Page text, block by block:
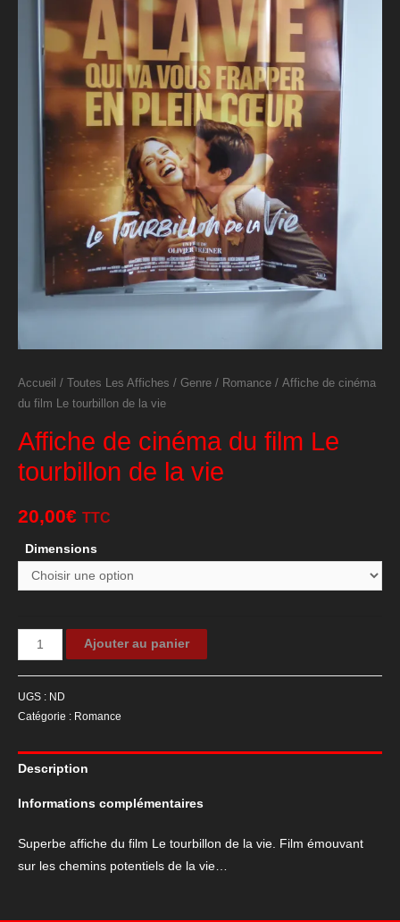
Accueil / Toutes Les Affiches / Genre / Romance / Affiche de cinéma
du film Le tourbillon de la vie
Affiche de cinéma du film Le
tourbillon de la vie
20,00€ TTC
Dimensions
quantité
de
du
film
Le
de
la
Ajouter au panier
UGS : ND
Catégorie : Romance
Description
Informations complémentaires
Superbe affiche du film Le tourbillon de la vie. Film émouvant
sur les chemins potentiels de la vie…